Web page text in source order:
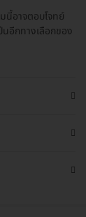
นี้อาจตอบโจทย์
อีกทางเลือกของ